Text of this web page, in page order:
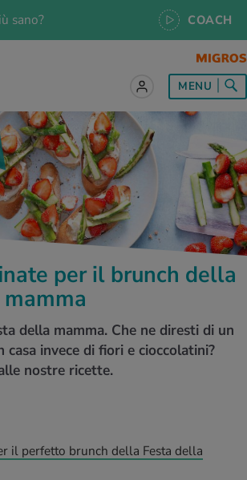
sano? COACH
SERVIZIO
MENU
per il brunch della
della mamma. Che ne diresti di un
casa invece di fiori e cioccolatini?
nostre ricette.
il perfetto brunch della Festa della